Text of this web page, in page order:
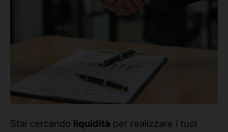
Stai cercando liquidità per realizzare i tuoi